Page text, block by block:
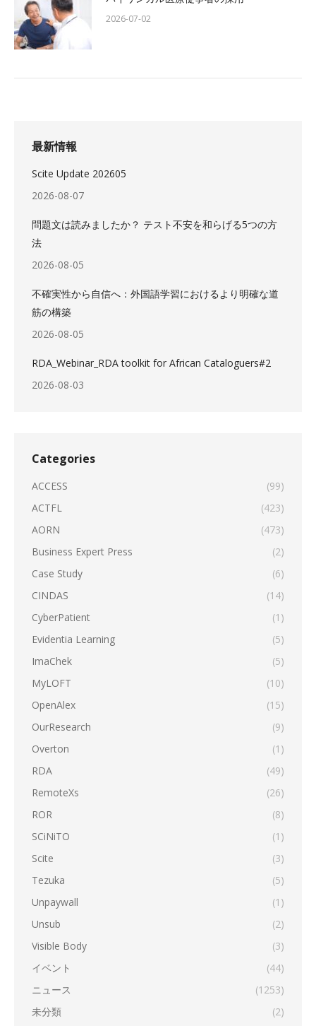
2026-07-02
最新情報
Scite Update 202605
2026-08-07
問題文は読みましたか？ テスト不安を和らげる5つの方
法
2026-08-05
不確実性から自信へ：外国語学習におけるより明確な道
筋の構築
2026-08-05
RDA_Webinar_RDA toolkit for African Cataloguers#2
2026-08-03
Categories
ACCESS
(99)
ACTFL
(423)
AORN
(473)
Business Expert Press
(2)
Case Study
(6)
CINDAS
(14)
CyberPatient
(1)
Evidentia Learning
(5)
ImaChek
(5)
MyLOFT
(10)
OpenAlex
(15)
OurResearch
(9)
Overton
(1)
RDA
(49)
RemoteXs
(26)
ROR
(8)
SCiNiTO
(1)
Scite
(3)
Tezuka
(5)
Unpaywall
(1)
Unsub
(2)
Visible Body
(3)
イベント
(44)
ニュース
(1253)
未分類
(2)